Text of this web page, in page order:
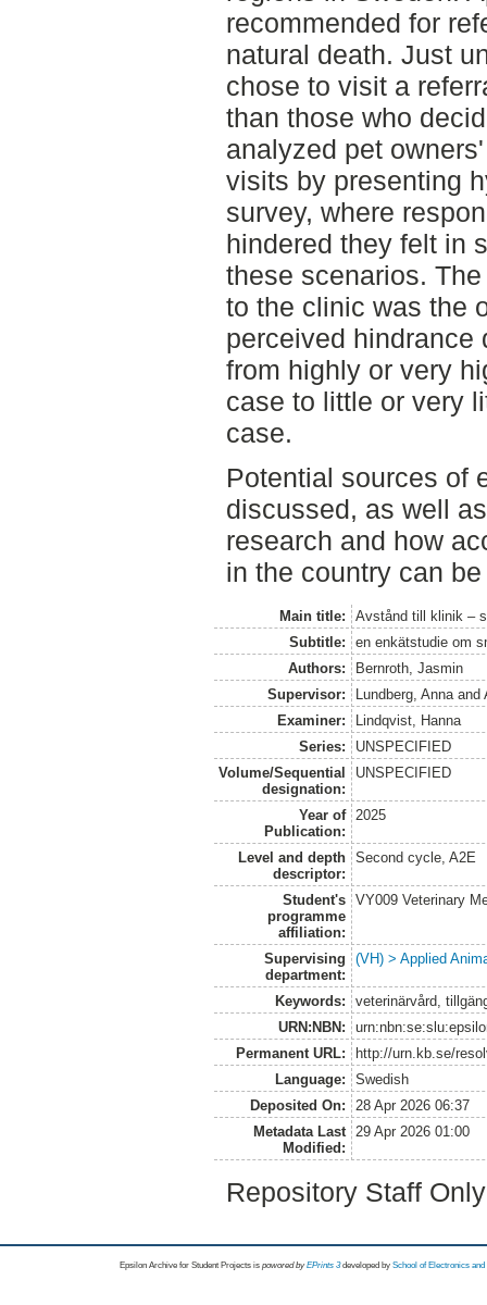
recommended for
natural death. Just
chose to visit a
than those who
analyzed pet
visits by presenting
survey, where
hindered they felt in
these scenarios.
to the clinic was the
perceived hindrance
from highly or very
case to little or very
case.
Potential sources of
discussed, as well
research and how
in the country can
Main title:
Avstånd till klinik –
Subtitle:
en enkätstudie om
Authors:
Bernroth, Jasmin
Supervisor:
Lundberg, Annaand
Examiner:
Lindqvist, Hanna
Series:
UNSPECIFIED
Volume/Sequential
designation:
UNSPECIFIED
Year of
Publication:
2025
Level and depth
descriptor:
Second cycle, A2E
Student's
programme
affiliation:
VY009 Veterinary
Supervising
department:
(VH) > Applied
Keywords:
veterinärvård,
URN:NBN:
Permanent URL:
http://urn.kb.se/
Language:
Swedish
Deposited On:
28 Apr 2026 06:37
Metadata Last
Modified:
29 Apr 2026 01:00
Repository Staff
Epsilon Archive for Student Projects is powored byEPrints 3 developed by School of Electronics